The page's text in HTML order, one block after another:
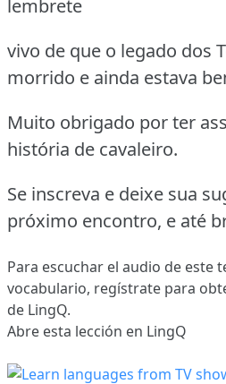
lembrete
vivo de que o legado dos
morrido e ainda estava
Muito obrigado por ter
história de cavaleiro.
Se inscreva e deixe sua
próximo encontro, e até
Para escuchar el audio de este
vocabulario, regístrate para
de LingQ.
Abre esta lección en LingQ